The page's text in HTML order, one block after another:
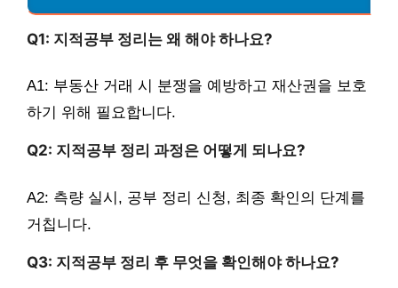
Q1: 지적공부 정리는 왜 해야 하나요?
A1: 부동산 거래 시 분쟁을 예방하고 재산권을 보호
하기 위해 필요합니다.
Q2: 지적공부 정리 과정은 어떻게 되나요?
A2: 측량 실시, 공부 정리 신청, 최종 확인의 단계를
거칩니다.
Q3: 지적공부 정리 후 무엇을 확인해야 하나요?